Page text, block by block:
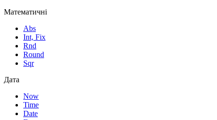
Математичні
Abs
Int, Fix
Rnd
Round
Sqr
Дата
Now
Time
Date